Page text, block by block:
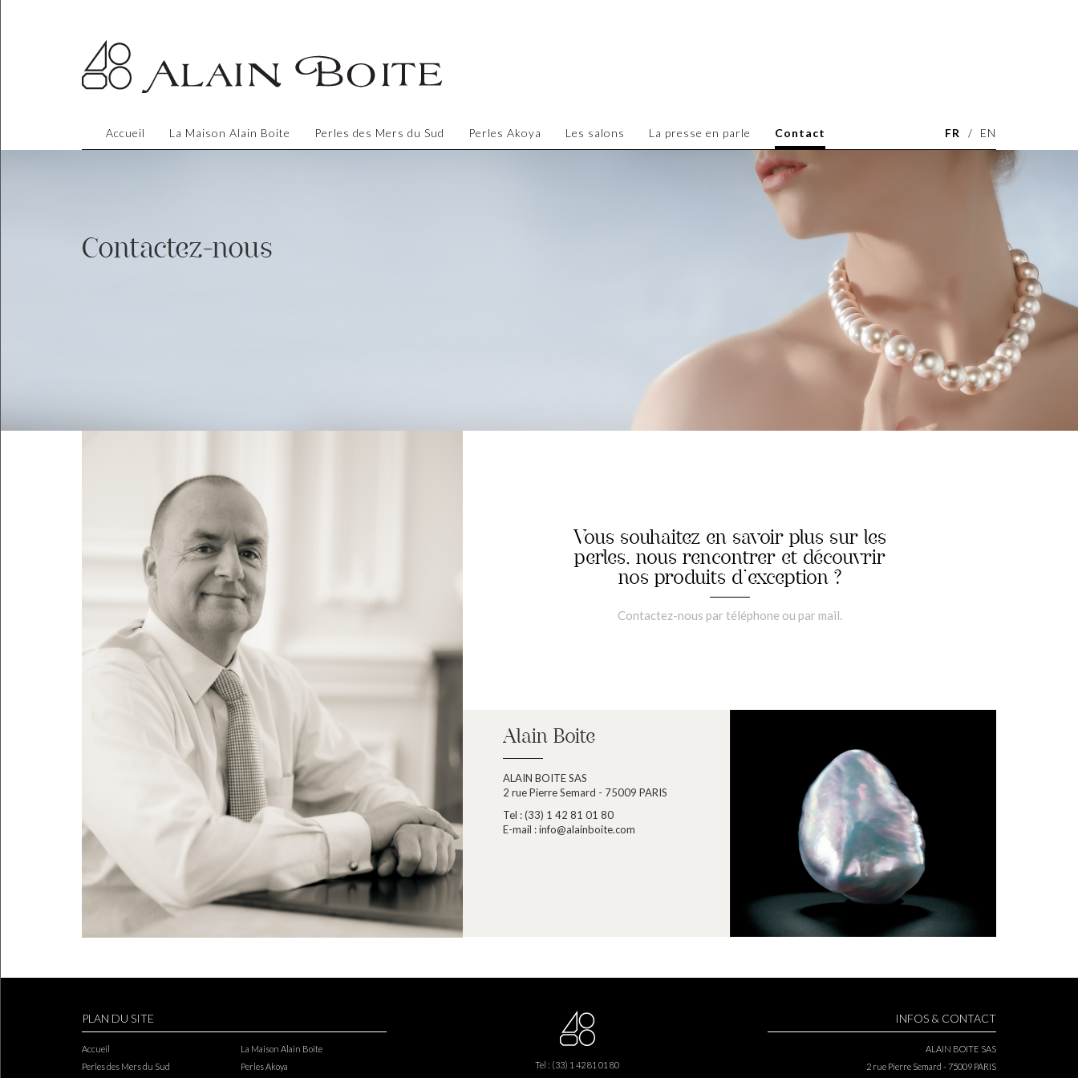
Accueil La Maison Alain Boite Perles des Mers du Sud Perles Akoya Les salons La presse en parle Contact FR EN
Contactez-nous
Vous souhaitez en savoir plus sur les
perles, nous rencontrer et découvrir
nos produits d’exception ?
Contactez-nous par téléphone ou par mail.
Alain Boite
ALAIN BOITE SAS
2 rue Pierre Semard - 75009 PARIS
Tel : (33) 1 42 81 01 80
E-mail :info@alainboite.com
PLAN DU SITE
Accueil
La Maison Alain Boite
Perles des Mers du Sud
Perles Akoya
Tel : (33) 1 42 81 01 80
INFOS & CONTACT
ALAIN BOITE SAS
2 rue Pierre Semard - 75009 PARIS